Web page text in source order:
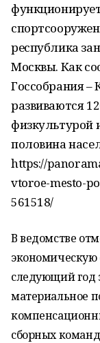
республика
Москвы. Как
Госсобрания –
развиваются
физкультурой
половина
https://
vtoroe-mesto-
561518/
В ведомстве
экономическую
следующий год
материальное
сборных